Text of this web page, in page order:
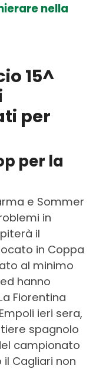
nella
15^
per
per la
e Sommer
in
il
in Coppa
al minimo
hanno
Fiorentina
ieri sera,
spagnolo
campionato
Cagliari non